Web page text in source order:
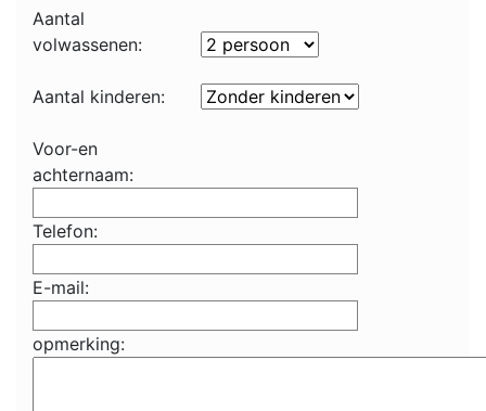
Aantal
volwassenen:
Aantal kinderen:
Voor-en
achternaam:
Telefon:
E-mail:
opmerking: